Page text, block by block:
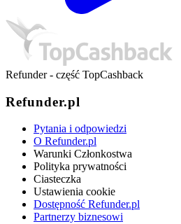
Refunder - część TopCashback
Refunder.pl
Pytania i odpowiedzi
O Refunder.pl
Warunki Członkostwa
Polityka prywatności
Ciasteczka
Ustawienia cookie
Dostępność Refunder.pl
Partnerzy biznesowi